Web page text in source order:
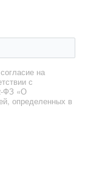
на
с
ФЗ «О
определенных в